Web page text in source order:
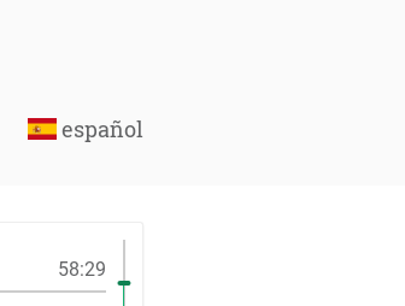
español
58:29